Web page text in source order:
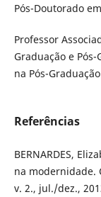
Pós-Doutorado
Professor
Graduação e
na Pós-
Referências
BERNARDES,
na modernidade.
v. 2., jul./dez.,